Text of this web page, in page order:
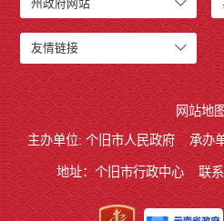
州政府网站
友情链接
网站地图
主办单位: 个旧市人民政府
承办
地址：个旧市行政中心 联